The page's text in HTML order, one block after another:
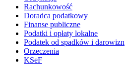
Rachunkowość
Doradca podatkowy
Finanse publiczne
Podatki i opłaty lokalne
Podatek od spadków i darowizn
Orzeczenia
KSeF